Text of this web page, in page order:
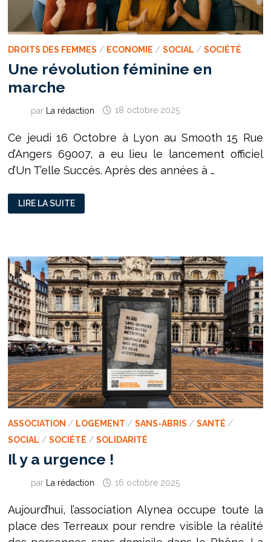
DROITS DES FEMMES / ECONOMIE / SOCIAL / SOCIÉTÉ
Une révolution féminine en
marche
par La rédaction 18 octobre 2025
Ce jeudi 16 Octobre à Lyon au Smooth 15 Rue
d’Angers 69007, a eu lieu le lancement officiel
d’Un T’elle Succès. Après des années à …
UNE
RÉVOLUTION
FÉMININE
LIRE LA SUITE
ASSOCIATION / LOGEMENT / SANS-ABRIS / SANTÉ /
SOCIAL / SOCIÉTÉ / SOLIDARITÉ
Il y a urgence !
par La rédaction 16 octobre 2025
Aujourd’hui, l’association Alynea occupe toute la
place des Terreaux pour rendre visible la réalité